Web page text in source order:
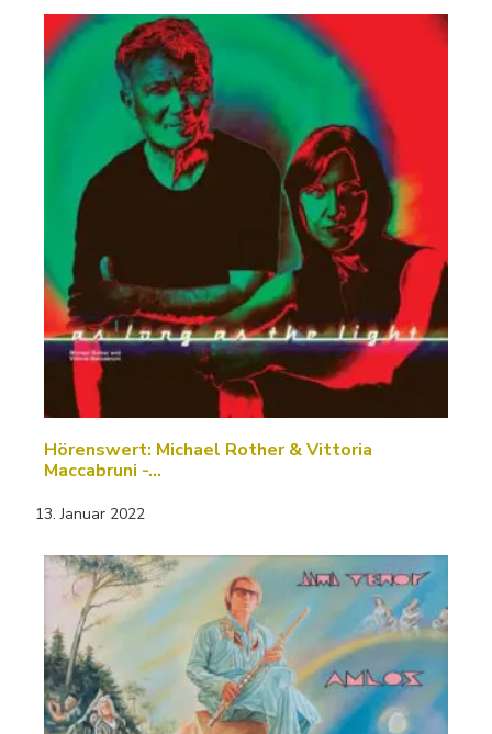
Hörenswert: Michael Rother & Vittoria
Maccabruni -…
13. Januar 2022